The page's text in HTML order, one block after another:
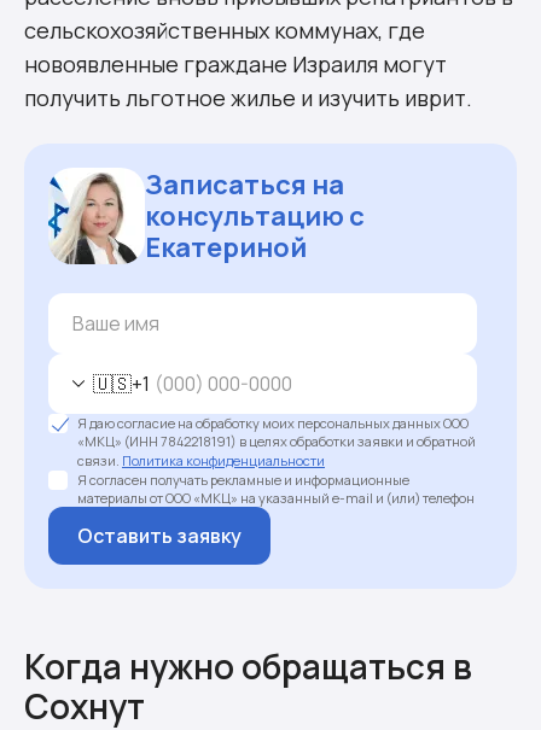
сельскохозяйственных коммунах, где
новоявленные граждане Израиля могут
получить льготное жилье и изучить иврит.
Записаться на
консультацию с
Екатериной
🇺🇸+1
Я даю согласие на обработку моих персональных данных ООО
«МКЦ» (ИНН 7842218191) в целях обработки заявки и обратной
связи. Политика конфиденциальности
Я согласен получать рекламные и информационные
материалы от ООО «МКЦ» на указанный e-mail и (или) телефон
Оставить заявку
Когда нужно обращаться в
Сохнут